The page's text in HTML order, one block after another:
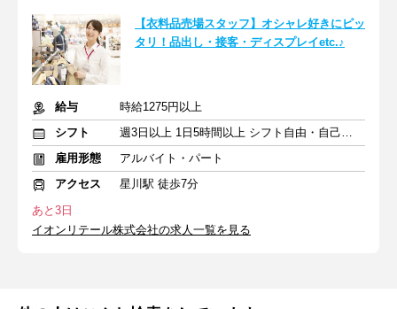
【衣料品売場スタッフ】オシャレ好きにピッ
タリ！品出し・接客・ディスプレイetc.♪
給与
時給1275円以上
シフト
週3日以上 1日5時間以上 シフト自由・自己申告
雇用形態
アルバイト・パート
アクセス
星川駅 徒歩7分
あと3日
イオンリテール株式会社の求人一覧を見る